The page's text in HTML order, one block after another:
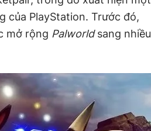
của PlayStation. Trước đó,
mở rộng Palworldsang nhiều